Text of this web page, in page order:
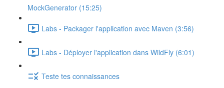
MockGenerator (15:25)
Labs - Packager l'application avec Maven (3:56)
Labs - Déployer l'application dans WildFly (6:01)
Teste tes connaissances